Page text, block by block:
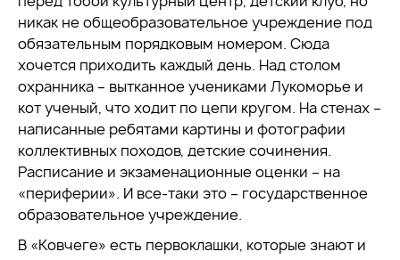
никак не общеобразовательное учреждение под
обязательным порядковым номером. Сюда
хочется приходить каждый день. Над столом
охранника – вытканное учениками Лукоморье и
кот ученый, что ходит по цепи кругом. На стенах –
написанные ребятами картины и фотографии
коллективных походов, детские сочинения.
Расписание и экзаменационные оценки – на
«периферии». И все-таки это – государственное
образовательное учреждение.
В «Ковчеге» есть первоклашки, которые знают и